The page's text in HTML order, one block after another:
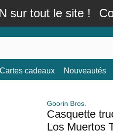
sur tout le site !
Cartes cadeaux Nouveautés
Goorin Bros.
Casquette
Los Muertos